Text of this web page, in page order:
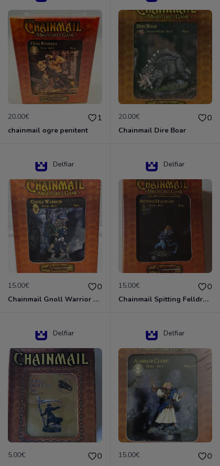
20.00€ 1
chainmail ogre penitent
20.00€ 0
Chainmail Dire Boar
Delfiar
15.00€ 0
Chainmail Gnoll Warrior Dungeons & Dragons
Delfiar
15.00€ 0
Chainmail Spitting Felldrake
Delfiar
5.00€ 0
Delfiar
15.00€ 0